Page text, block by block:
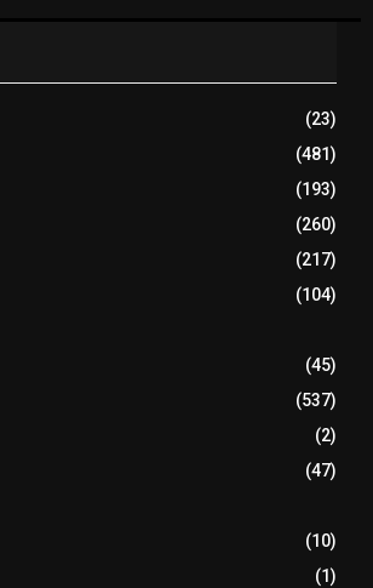
(23)
(481)
(193)
(260)
(217)
(104)
(45)
(537)
(2)
(47)
(10)
(1)